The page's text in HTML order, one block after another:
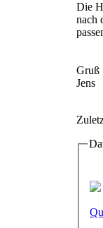
Die
nach
Gruß
Jens